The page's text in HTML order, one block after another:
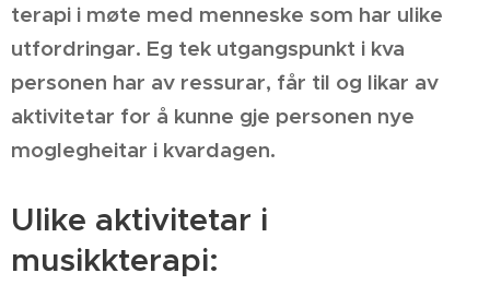
terapi i møte med menneske som har ulike
utfordringar. Eg tek utgangspunkt i kva
personen har av ressurar, får til og likar av
aktivitetar for å kunne gje personen nye
moglegheitar i kvardagen.
Ulike aktivitetar i
musikkterapi: